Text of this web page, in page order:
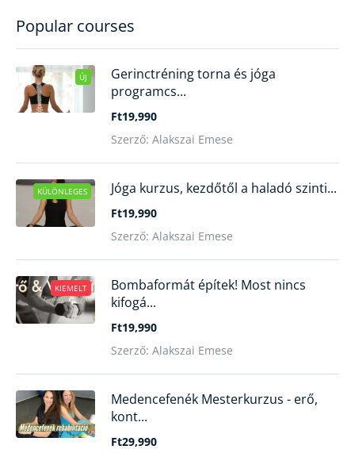
Popular courses
ÚJ
Gerinctréning torna és jóga
programcs...
Ft19,990
Szerző: Alakszai Emese
KÜLÖNLEGES Jóga kurzus, kezdőtől a haladó szinti...
Ft19,990
Szerző: Alakszai Emese
KIEMELT
Bombaformát építek! Most nincs
kifogá...
Ft19,990
Szerző: Alakszai Emese
Medencefenék Mesterkurzus - erő,
kont...
Ft29,990